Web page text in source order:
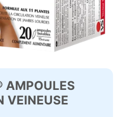
AMPOULES
VEINEUSE